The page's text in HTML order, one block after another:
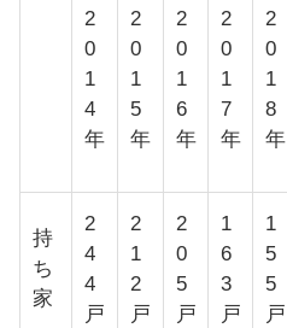
2
0
1
4
年
2
0
1
5
年
2
0
1
6
年
2
0
1
7
年
2
0
1
8
年
持
ち
家
2
4
4
戸
2
1
2
戸
2
0
5
戸
1
6
3
戸
1
5
5
戸